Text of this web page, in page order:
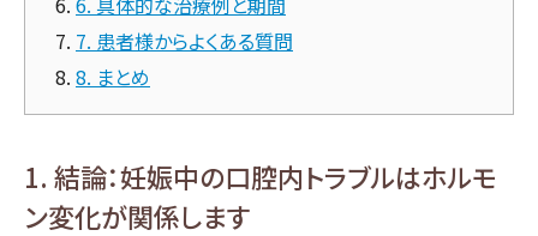
7. 患者様からよくある質問
8. まとめ
1. 結論：妊娠中の口腔内トラブルはホルモ
ン変化が関係します